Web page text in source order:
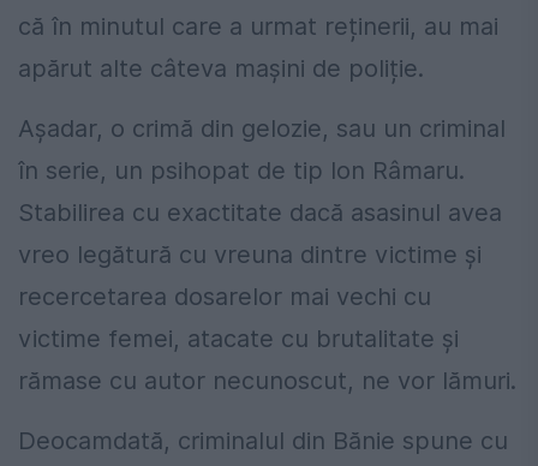
că în minutul care a urmat reținerii, au mai
apărut alte câteva mașini de poliție.
Așadar, o crimă din gelozie, sau un criminal
în serie, un psihopat de tip Ion Râmaru.
Stabilirea cu exactitate dacă asasinul avea
vreo legătură cu vreuna dintre victime și
recercetarea dosarelor mai vechi cu
victime femei, atacate cu brutalitate și
rămase cu autor necunoscut, ne vor lămuri.
Deocamdată, criminalul din Bănie spune cu